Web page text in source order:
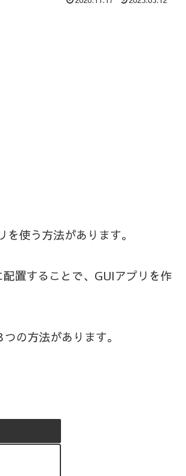
使う方法があります。
置することで、GUIアプリを作
の方法があります。